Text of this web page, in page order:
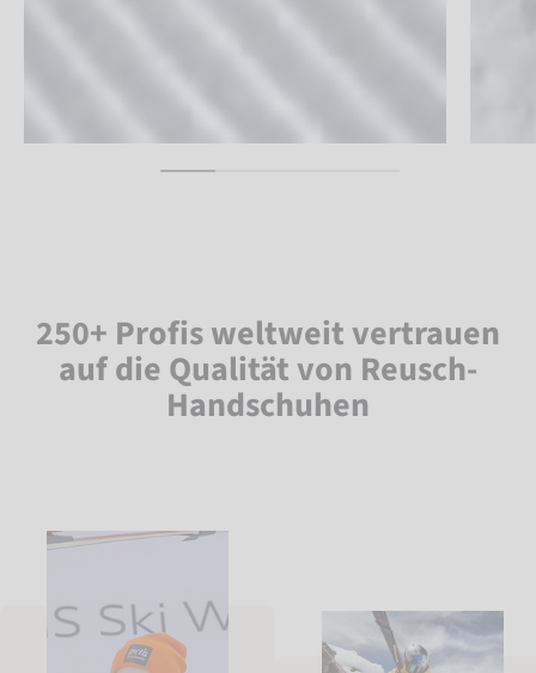
250+ Profis weltweit vertrauen
auf die Qualität von Reusch-
Handschuhen